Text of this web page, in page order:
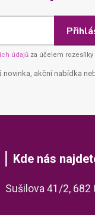
údajů za účelem rozesílky
novinka, akční nabídka
Kde nás
Sušilova 41/2, 682